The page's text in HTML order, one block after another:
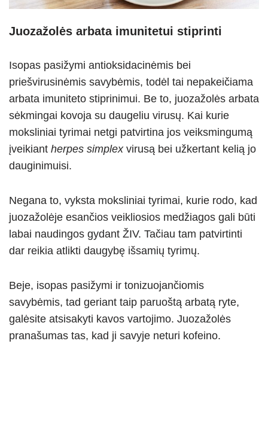
Juozažolės arbata imunitetui stiprinti
Isopas pasižymi antioksidacinėmis bei
priešvirusinėmis savybėmis, todėl tai nepakeičiama
arbata imuniteto stiprinimui. Be to, juozažolės arbata
sėkmingai kovoja su daugeliu virusų. Kai kurie
moksliniai tyrimai netgi patvirtina jos veiksmingumą
įveikiant herpes simplexvirusą bei užkertant kelią jo
dauginimuisi.
Negana to, vyksta moksliniai tyrimai, kurie rodo, kad
juozažolėje esančios veikliosios medžiagos gali būti
labai naudingos gydant ŽIV. Tačiau tam patvirtinti
dar reikia atlikti daugybę išsamių tyrimų.
Beje, isopas pasižymi ir tonizuojančiomis
savybėmis, tad geriant taip paruoštą arbatą ryte,
galėsite atsisakyti kavos vartojimo. Juozažolės
pranašumas tas, kad ji savyje neturi kofeino.